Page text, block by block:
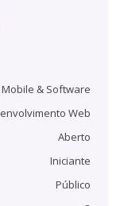
& Software
Web
Aberto
Iniciante
Público